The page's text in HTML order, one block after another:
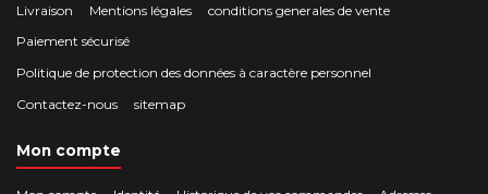
Livraison Mentions légales
conditions generales de vente
Paiement sécurisé
Politique de protection des données à caractère personnel
Contactez-nous
sitemap
Mon compte